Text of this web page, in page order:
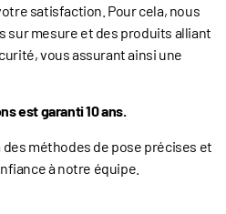
satisfaction. Pour cela, nous
sur mesure et des produits alliant
vous assurant ainsi une
est garanti 10 ans.
des méthodes de pose précises et
à notre équipe.